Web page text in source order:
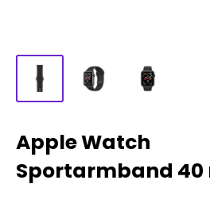
Apple Watch
Sportarmband 40